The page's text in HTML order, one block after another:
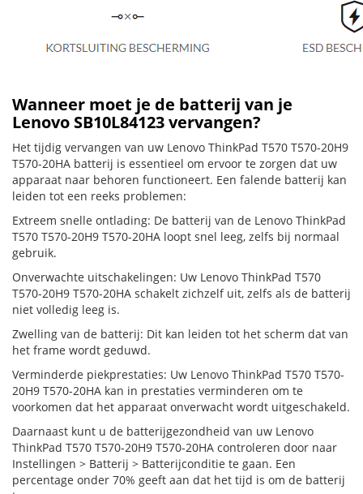
Wanneer moet je de batterij van je
Lenovo SB10L84123 vervangen?
Het tijdig vervangen van uw Lenovo ThinkPad T570 T570-20H9
T570-20HA batterij is essentieel om ervoor te zorgen dat uw
apparaat naar behoren functioneert. Een falende batterij kan
leiden tot een reeks problemen:
Extreem snelle ontlading: De batterij van de Lenovo ThinkPad
T570 T570-20H9 T570-20HA loopt snel leeg, zelfs bij normaal
gebruik.
Onverwachte uitschakelingen: Uw Lenovo ThinkPad T570
T570-20H9 T570-20HA schakelt zichzelf uit, zelfs als de batterij
niet volledig leeg is.
Zwelling van de batterij: Dit kan leiden tot het scherm dat van
het frame wordt geduwd.
Verminderde piekprestaties: Uw Lenovo ThinkPad T570 T570-
20H9 T570-20HA kan in prestaties verminderen om te
voorkomen dat het apparaat onverwacht wordt uitgeschakeld.
Daarnaast kunt u de batterijgezondheid van uw Lenovo
ThinkPad T570 T570-20H9 T570-20HA controleren door naar
Instellingen > Batterij > Batterijconditie te gaan. Een
percentage onder 70% geeft aan dat het tijd is om de batterij